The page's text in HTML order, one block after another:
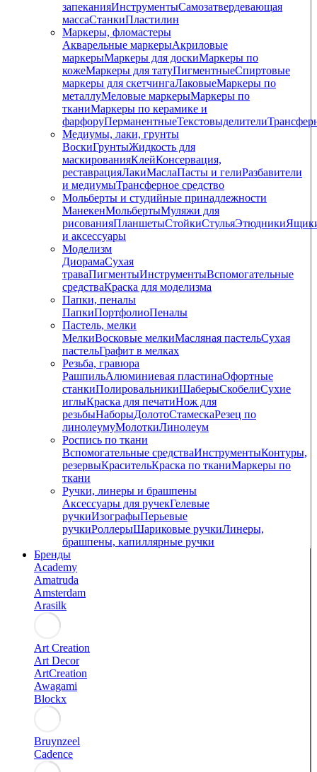
запеканияИнструментыСамозатвердевающая
массаСтанкиПластилин
Маркеры, фломастеры
Акварельные маркерыАкриловые
маркерыМаркеры для доскиМаркеры по
кожеМаркеры для татуПигментныеCпиртовые
маркеры для скетчингаЛаковыеМаркеры по
металлуМеловые маркерыМаркеры по
тканиМаркеры по керамике и
фарфоруПерманентныеТекстовыделители
Медиумы, лаки, грунты
ВоскиГрунтыЖидкость для
маскированияКлейКонсервация,
реставрацияЛакиМаслаПасты и гелиРазбавители
и медиумыТрансферное средство
Мольберты и студийные принадлежности
МанекенМольбертыМуляжи для
рисованияПланшетыСтойкиСтульяЭтюдники
и аксессуары
Моделизм
ДиорамаСухая
траваПигментыИнструментыВспомогательные
средстваКраска для моделизма
Папки, пеналы
ПапкиПортфолиоПеналы
Пастель, мелки
МелкиВосковые мелкиМасляная пастельСухая
пастельГрафит в мелках
Резьба, гравюра
РашпильАлюминиевая пластинаОфортные
станкиПолировальникиШаберыСкобелиСухие
иглыКраска для печатиНож для
резьбыНаборыДолотоСтамескаРезец по
линолеумуМолоткиЛинолеум
Роспись по ткани
Вспомогательные средстваИнструментыКонтуры,
резервыКрасительКраска по тканиМаркеры по
ткани
Ручки, линеры и брашпены
Аксессуары для ручекГелевые
ручкиИзографыПерьевые
ручкиРоллерыШариковые ручкиЛинеры,
брашпены, капиллярные ручки
Бренды
Academy
Amatruda
Amsterdam
Arasilk
Art Creation
Art Decor
ArtCreation
Awagami
Blockx
Bruynzeel
Cadence